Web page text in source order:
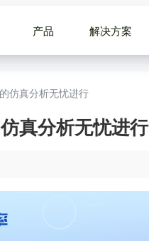
产品 解决方案
仿真分析无忧进行
真分析无忧进行